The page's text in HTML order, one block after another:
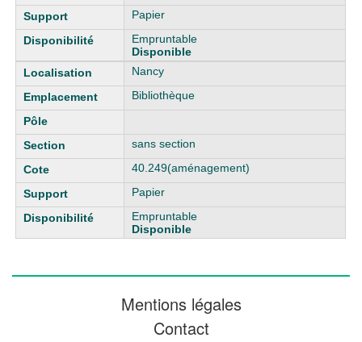
Papier
Empruntable
Disponible
Nancy
Bibliothèque
sans section
40.249(aménagement)
Papier
Empruntable
Disponible
Mentions légales
Contact